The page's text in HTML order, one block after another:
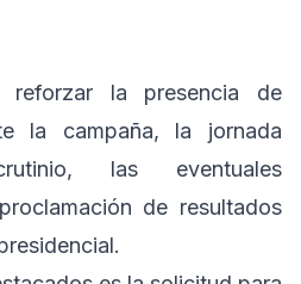
reforzar la presencia de
la campaña, la jornada
las eventuales
de resultados